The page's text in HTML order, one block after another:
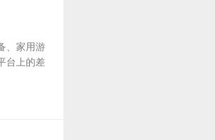
、家用游
台上的差